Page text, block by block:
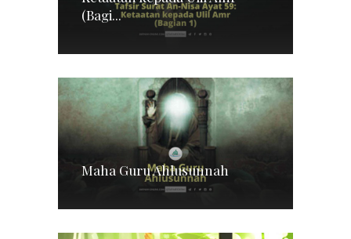
(Bagi...
Maha Guru Ahlusunnah